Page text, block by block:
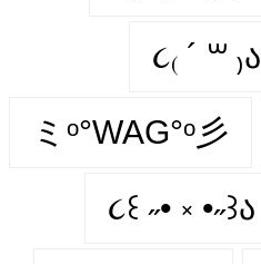
૮₍ ´ ꒳ ₎ა
ミᵒ°WAG°ᵒ彡
૮꒰ ˶• ༝ •˶꒱ა